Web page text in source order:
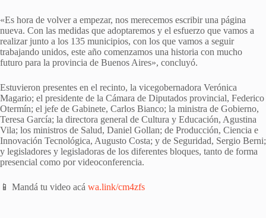
«Es hora de volver a empezar, nos merecemos escribir una página
nueva. Con las medidas que adoptaremos y el esfuerzo que vamos a
realizar junto a los 135 municipios, con los que vamos a seguir
trabajando unidos, este año comenzamos una historia con mucho
futuro para la provincia de Buenos Aires», concluyó.
Estuvieron presentes en el recinto, la vicegobernadora Verónica
Magario; el presidente de la Cámara de Diputados provincial, Federico
Otermín; el jefe de Gabinete, Carlos Bianco; la ministra de Gobierno,
Teresa García; la directora general de Cultura y Educación, Agustina
Vila; los ministros de Salud, Daniel Gollan; de Producción, Ciencia e
Innovación Tecnológica, Augusto Costa; y de Seguridad, Sergio Berni;
y legisladores y legisladoras de los diferentes bloques, tanto de forma
presencial como por videoconferencia.
📱 Mandá tu video acá wa.link/cm4zfs